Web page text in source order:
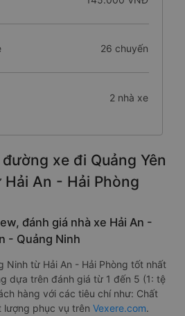
26 chuyến
2 nhà xe
xe đi Quảng Yên
An - Hải Phòng
đánh giá nhà xe Hải An -
- Quảng Ninh
Ninh từ Hải An - Hải Phòng tốt nhất
dựa trên đánh giá từ 1 đến 5 (1: tệ
hàng với các tiêu chí như: Chất
lượng phục vụ trên Vexere.com.